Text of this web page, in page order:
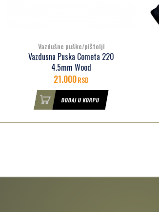
Vazdušne puške/pištolji
Vazdusna Puska Cometa 220
Galaxy 4.5mm
18.200RSD
DODAJ U KORPU